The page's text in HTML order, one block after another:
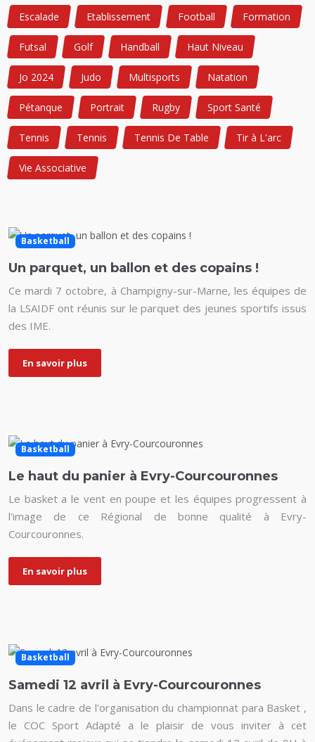
Escalade Etablissement Football Formation
Futsal Golf Handball Haut Niveau
Jo 2024 Judo Multisports Natation
Pétanque Portrait Rugby Sport Santé
Tennis Tennis Tennis De Table Tir à L'arc
Vie Associative
Basketball
Un parquet, un ballon et des copains !
Ce mardi 7 octobre, à Champigny-sur-Marne, les équipes de
la LSAIDF ont réunis sur le parquet des jeunes sportifs issus
des IME.
En savoir plus
Basketball
Le haut du panier à Evry-Courcouronnes
Le basket a le vent en poupe et les équipes progressent à
l'image de ce Régional de bonne qualité à Evry-
Courcouronnes.
En savoir plus
Basketball
Samedi 12 avril à Evry-Courcouronnes
Dans le cadre de l'organisation du championnat para Basket ,
le COC Sport Adapté a le plaisir de vous inviter à cet